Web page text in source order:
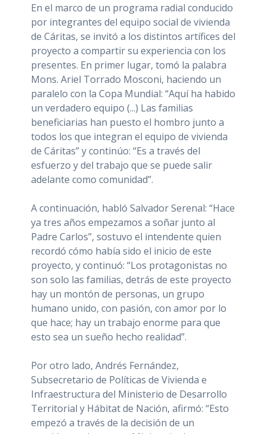
En el marco de un programa radial conducido
por integrantes del equipo social de vivienda
de Cáritas, se invitó a los distintos artífices del
proyecto a compartir su experiencia con los
presentes. En primer lugar, tomó la palabra
Mons. Ariel Torrado Mosconi, haciendo un
paralelo con la Copa Mundial: “Aquí ha habido
un verdadero equipo (...) Las familias
beneficiarias han puesto el hombro junto a
todos los que integran el equipo de vivienda
de Cáritas” y continúo: “Es a través del
esfuerzo y del trabajo que se puede salir
adelante como comunidad”.
A continuación, habló Salvador Serenal: “Hace
ya tres años empezamos a soñar junto al
Padre Carlos”, sostuvo el intendente quien
recordó cómo había sido el inicio de este
proyecto, y continuó: “Los protagonistas no
son solo las familias, detrás de este proyecto
hay un montón de personas, un grupo
humano unido, con pasión, con amor por lo
que hace; hay un trabajo enorme para que
esto sea un sueño hecho realidad”.
Por otro lado, Andrés Fernández,
Subsecretario de Políticas de Vivienda e
Infraestructura del Ministerio de Desarrollo
Territorial y Hábitat de Nación, afirmó: “Esto
empezó a través de la decisión de un